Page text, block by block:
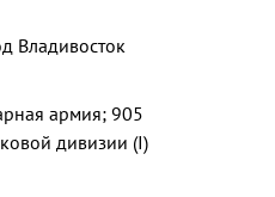
Владивосток
армия; 905
дивизии (I)